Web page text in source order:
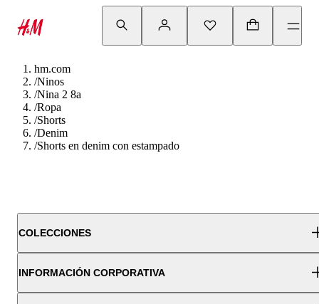
hm.com
/Ninos
/Nina 2 8a
/Ropa
/Shorts
/Denim
/Shorts en denim con estampado
COLECCIONES
INFORMACIÓN CORPORATIVA